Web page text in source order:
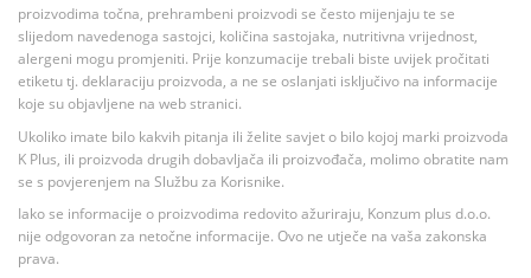
proizvodima točna, prehrambeni proizvodi se često mijenjaju te se
slijedom navedenoga sastojci, količina sastojaka, nutritivna vrijednost,
alergeni mogu promjeniti. Prije konzumacije trebali biste uvijek pročitati
etiketu tj. deklaraciju proizvoda, a ne se oslanjati isključivo na informacije
koje su objavljene na web stranici.
Ukoliko imate bilo kakvih pitanja ili želite savjet o bilo kojoj marki proizvoda
K Plus, ili proizvoda drugih dobavljača ili proizvođača, molimo obratite nam
se s povjerenjem na Službu za Korisnike.
Iako se informacije o proizvodima redovito ažuriraju, Konzum plus d.o.o.
nije odgovoran za netočne informacije. Ovo ne utječe na vaša zakonska
prava.